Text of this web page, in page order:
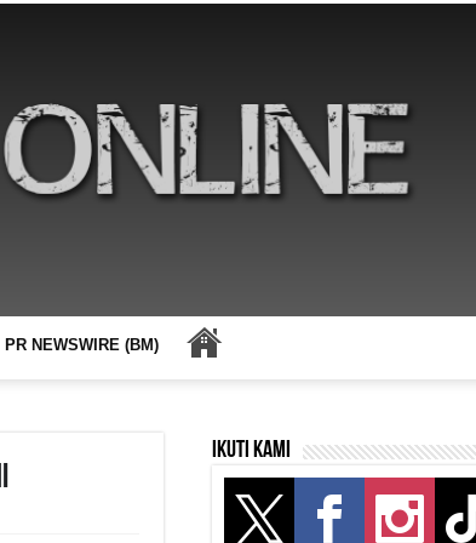
PR NEWSWIRE (BM)
Ikuti kami